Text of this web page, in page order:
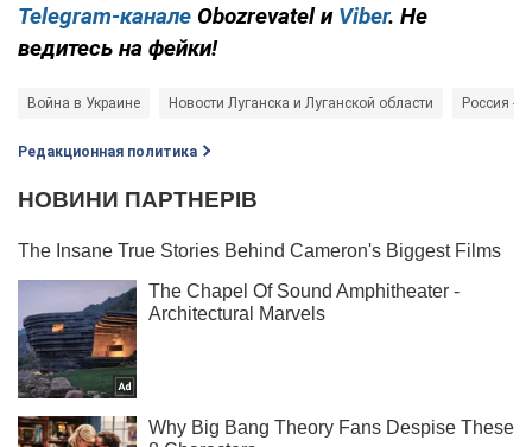
Telegram-канале Obozrevatel и Viber. Не
ведитесь на фейки!
Война в Украине Новости Луганска и Луганской области Россия -
Редакционная политика